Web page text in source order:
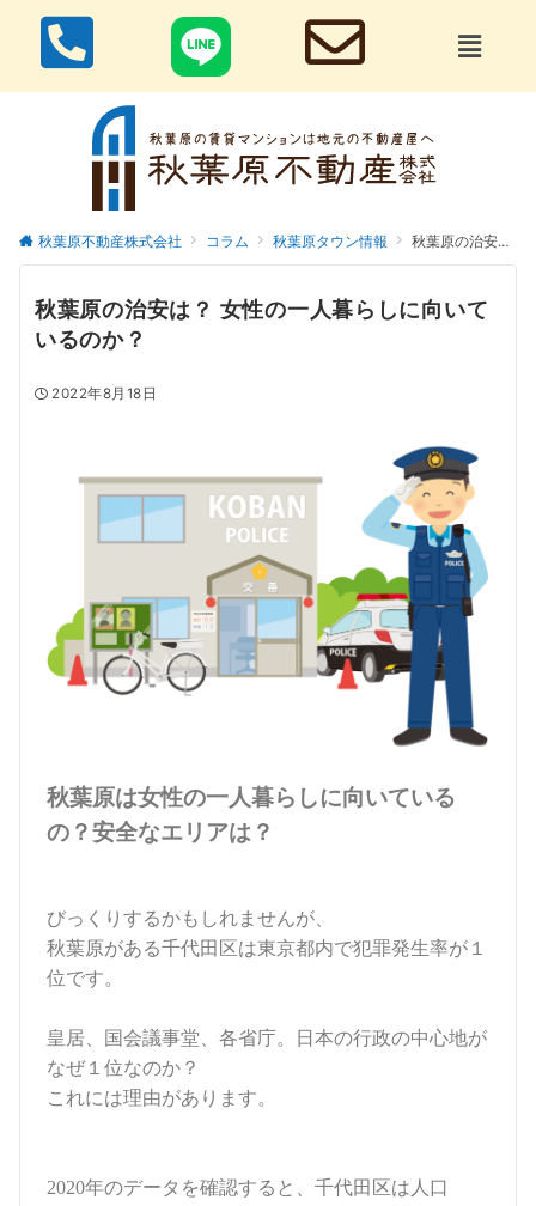
秋葉原不動産株式会社 コラム 秋葉原タウン情報 秋葉原の治安は？ 女性の一人暮らしに向いているのか？
秋葉原の治安は？ 女性の一人暮らしに向いて
いるのか？
2022年8月18日
秋葉原は女性の一人暮らしに向いている
の？安全なエリアは？
びっくりするかもしれませんが、
秋葉原がある千代田区は東京都内で犯罪発生率が１
位です。
皇居、国会議事堂、各省庁。日本の行政の中心地が
なぜ１位なのか？
これには理由があります。
2020年のデータを確認すると、千代田区は人口